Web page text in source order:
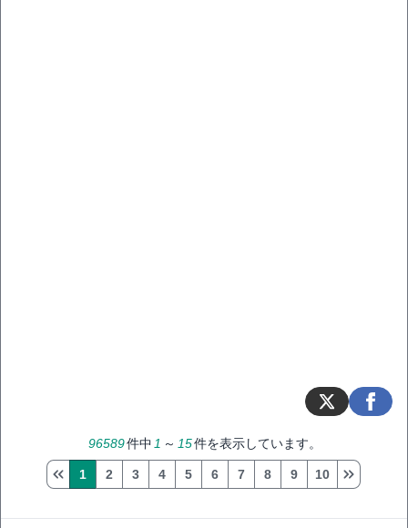
96589件中 1 ～ 15件を表示しています。
1 2 3 4 5 6 7 8 9 10